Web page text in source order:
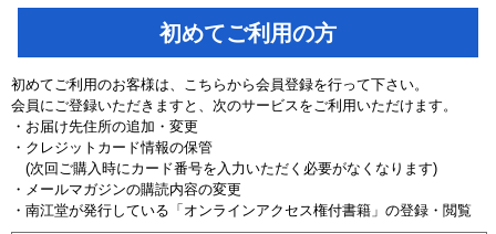
初めてご利用の方
初めてご利用のお客様は、こちらから会員登録を行って下さい。
会員にご登録いただきますと、次のサービスをご利用いただけます。
・お届け先住所の追加・変更
・クレジットカード情報の保管
(次回ご購入時にカード番号を入力いただく必要がなくなります)
・メールマガジンの購読内容の変更
・南江堂が発行している「オンラインアクセス権付書籍」の登録・閲覧